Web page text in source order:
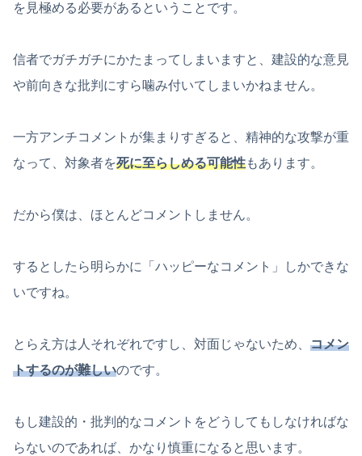
を見極める必要があるということです。
信者でガチガチにかたまってしまいますと、建設的な意見
や前向きな批判にすら噛み付いてしまいかねません。
一方アンチコメントが集まりすぎると、精神的な攻撃が重
なって、対象者を死に至らしめる可能性もあります。
だから僕は、ほとんどコメントしません。
するとしたら明らかに「ハッピーなコメント」しかできな
いですね。
とらえ方は人それぞれですし、対面じゃないため、 コメン
トするのが難しいのです。
もし建設的・批判的なコメントをどうしてもしなければな
らないのであれば、かなり慎重になると思います。